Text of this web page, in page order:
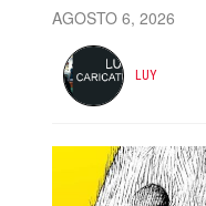
AGOSTO 6, 2026
LUY